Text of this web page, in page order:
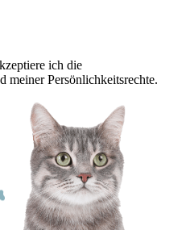
ich die
meiner Persönlichkeitsrechte.